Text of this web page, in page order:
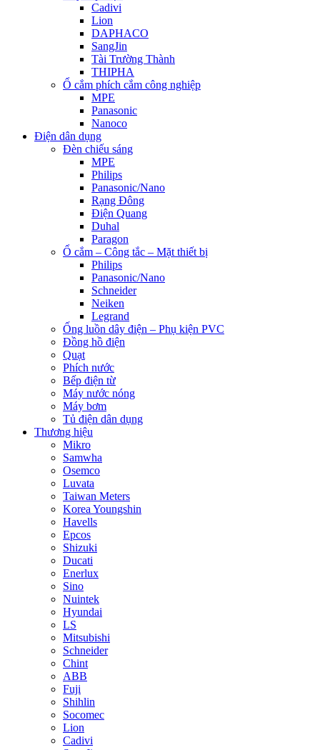
Cadivi
Lion
DAPHACO
SangJin
Tài Trường Thành
THIPHA
Ổ cắm phích cắm công nghiệp
MPE
Panasonic
Nanoco
Điện dân dụng
Đèn chiếu sáng
MPE
Philips
Panasonic/Nano
Rạng Đông
Điện Quang
Duhal
Paragon
Ổ cắm – Công tắc – Mặt thiết bị
Philips
Panasonic/Nano
Schneider
Neiken
Legrand
Ống luồn dây điện – Phụ kiện PVC
Đồng hồ điện
Quạt
Phích nước
Bếp điện từ
Máy nước nóng
Máy bơm
Tủ điện dân dụng
Thương hiệu
Mikro
Samwha
Osemco
Luvata
Taiwan Meters
Korea Youngshin
Havells
Epcos
Shizuki
Ducati
Enerlux
Sino
Nuintek
Hyundai
LS
Mitsubishi
Schneider
Chint
ABB
Fuji
Shihlin
Socomec
Lion
Cadivi